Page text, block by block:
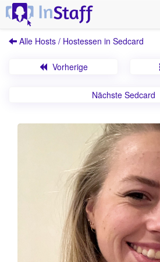
Alle Hosts / Hostessen in Sedcard
Vorherige
Nächste Sedcard